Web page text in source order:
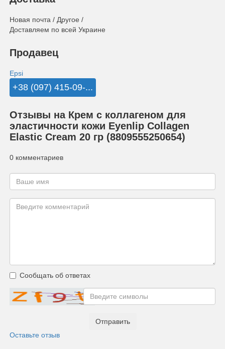
Новая почта / Другое /
Доставляем по всей Украине
Продавец
Epsi
+38 (097) 415-09-...
Отзывы на Крем с коллагеном для
эластичности кожи Eyenlip Collagen
Elastic Cream 20 гр (8809555250654)
0 комментариев
Сообщать об ответах
Отправить
Оставьте отзыв